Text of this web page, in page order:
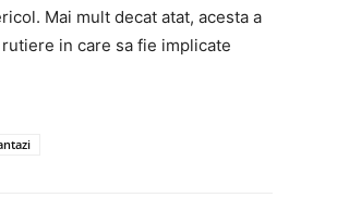
Mai mult decat atat, acesta a
in care sa fie implicate